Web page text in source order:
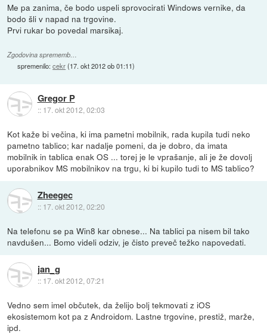
Me pa zanima, če bodo uspeli sprovocirati Windows vernike, da
bodo šli v napad na trgovine.
Prvi rukar bo povedal marsikaj.
Zgodovina sprememb…
spremenilo:cekr(17. okt 2012 ob 01:11)
Gregor P
:: 17. okt 2012, 02:03
Kot kaže bi večina, ki ima pametni mobilnik, rada kupila tudi neko
pametno tablico; kar nadalje pomeni, da je dobro, da imata
mobilnik in tablica enak OS ... torej je le vprašanje, ali je že dovolj
uporabnikov MS mobilnikov na trgu, ki bi kupilo tudi to MS tablico?
Zheegec
:: 17. okt 2012, 02:20
Na telefonu se pa Win8 kar obnese... Na tablici pa nisem bil tako
navdušen... Bomo videli odziv, je čisto preveč težko napovedati.
jan_g
:: 17. okt 2012, 07:21
Vedno sem imel občutek, da želijo bolj tekmovati z iOS
ekosistemom kot pa z Androidom. Lastne trgovine, prestiž, marže,
ipd.